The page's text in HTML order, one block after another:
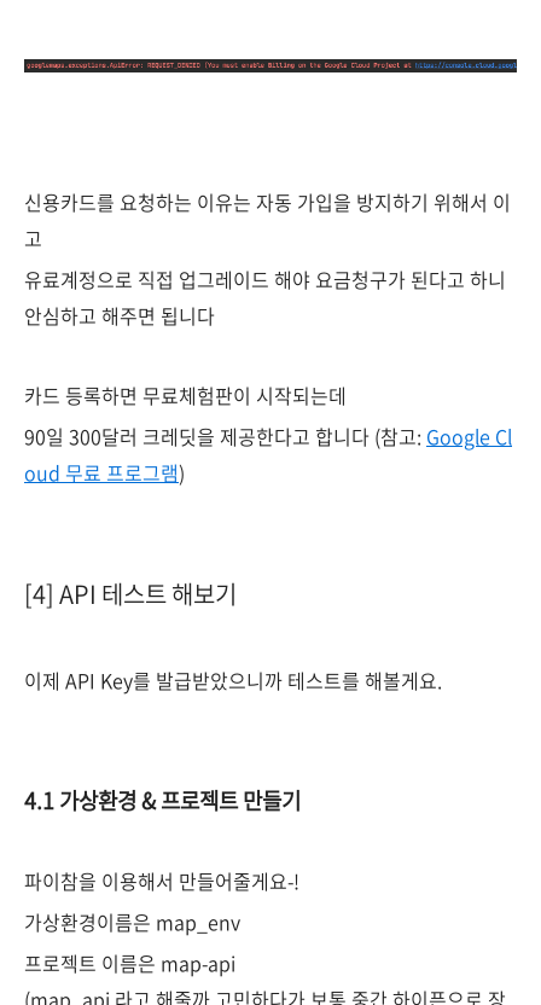
신용카드를 요청하는 이유는 자동 가입을 방지하기 위해서 이
고
유료계정으로 직접 업그레이드 해야 요금청구가 된다고 하니
안심하고 해주면 됩니다
카드 등록하면 무료체험판이 시작되는데
90일 300달러 크레딧을 제공한다고 합니다 (참고: Google Cl
oud 무료 프로그램)
[4] API 테스트 해보기
이제 API Key를 발급받았으니까 테스트를 해볼게요.
4.1 가상환경 & 프로젝트 만들기
파이참을 이용해서 만들어줄게요-!
가상환경이름은 map_env
프로젝트 이름은 map-api